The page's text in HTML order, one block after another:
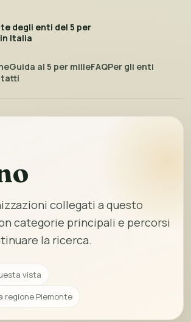
degli enti del 5 per
Italia
Guida al 5 per milleFAQPer gli enti
collegati a questo
categorie principali e percorsi
la ricerca.
vista
regione Piemonte